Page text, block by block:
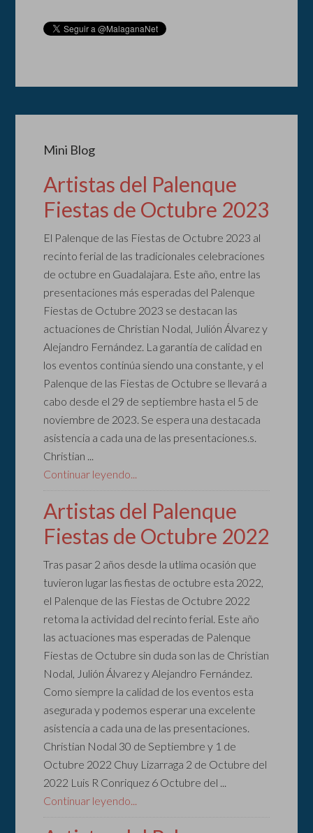
Mini Blog
Artistas del Palenque
Fiestas de Octubre 2023
El Palenque de las Fiestas de Octubre 2023 al
recinto ferial de las tradicionales celebraciones
de octubre en Guadalajara. Este año, entre las
presentaciones más esperadas del Palenque
Fiestas de Octubre 2023 se destacan las
actuaciones de Christian Nodal, Julión Álvarez y
Alejandro Fernández. La garantía de calidad en
los eventos continúa siendo una constante, y el
Palenque de las Fiestas de Octubre se llevará a
cabo desde el 29 de septiembre hasta el 5 de
noviembre de 2023. Se espera una destacada
asistencia a cada una de las presentaciones.s.
Christian ...
Continuar leyendo...
Artistas del Palenque
Fiestas de Octubre 2022
Tras pasar 2 años desde la utlima ocasión que
tuvieron lugar las fiestas de octubre esta 2022,
el Palenque de las Fiestas de Octubre 2022
retoma la actividad del recinto ferial. Este año
las actuaciones mas esperadas de Palenque
Fiestas de Octubre sin duda son las de Christian
Nodal, Julión Álvarez y Alejandro Fernández.
Como siempre la calidad de los eventos esta
asegurada y podemos esperar una excelente
asistencia a cada una de las presentaciones.
Christian Nodal 30 de Septiembre y 1 de
Octubre 2022 Chuy Lizarraga 2 de Octubre del
2022 Luis R Conriquez 6 Octubre del ...
Continuar leyendo...